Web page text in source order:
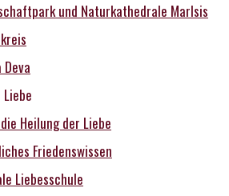
und Naturkathedrale MarIsis
Heilung der Liebe
Friedenswissen
Liebesschule